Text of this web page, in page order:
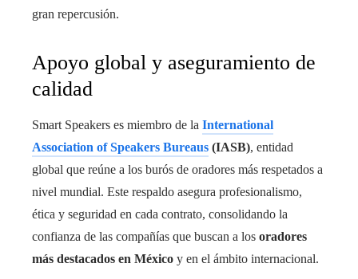
gran repercusión.
Apoyo global y aseguramiento de
calidad
Smart Speakers es miembro de la International
Association of Speakers Bureaus (IASB), entidad
global que reúne a los burós de oradores más respetados a
nivel mundial. Este respaldo asegura profesionalismo,
ética y seguridad en cada contrato, consolidando la
confianza de las compañías que buscan a los oradores
más destacados en México y en el ámbito internacional.